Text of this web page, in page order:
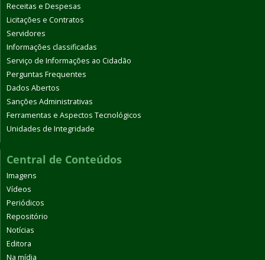
Receitas e Despesas
Licitações e Contratos
Servidores
Informações classificadas
Serviço de Informações ao Cidadão
Perguntas Frequentes
Dados Abertos
Sanções Administrativas
Ferramentas e Aspectos Tecnológicos
Unidades de Integridade
Central de Conteúdos
Imagens
Vídeos
Periódicos
Repositório
Notícias
Editora
Na mídia